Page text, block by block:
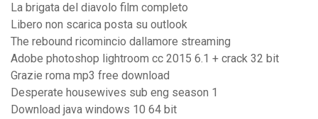
La brigata del diavolo film completo
Libero non scarica posta su outlook
The rebound ricomincio dallamore streaming
Adobe photoshop lightroom cc 2015 6.1 + crack 32 bit
Grazie roma mp3 free download
Desperate housewives sub eng season 1
Download java windows 10 64 bit